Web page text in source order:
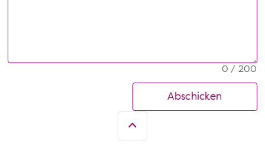
0 / 200
Abschicken